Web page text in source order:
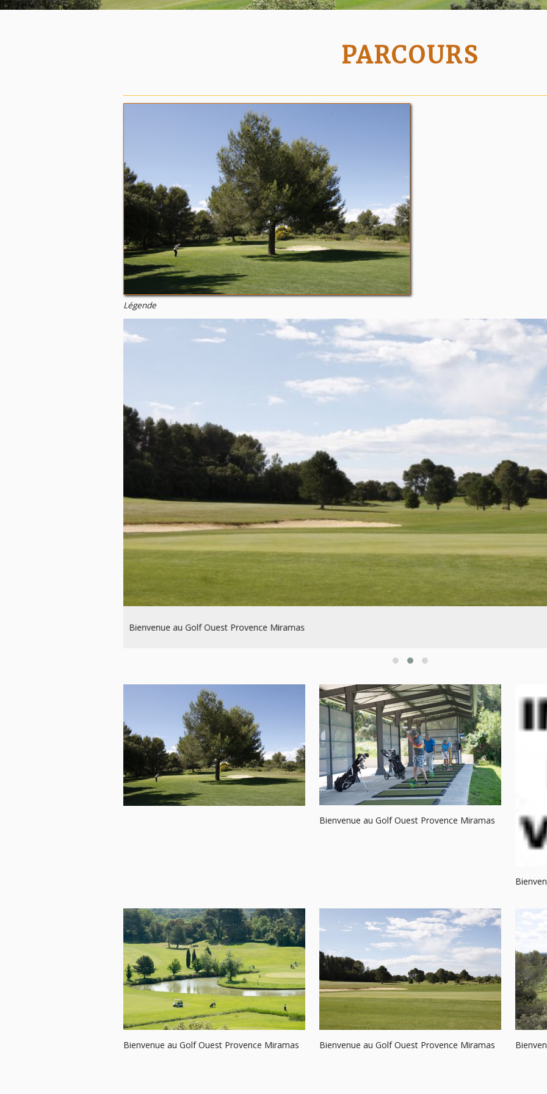
PARCOURS
Légende
Bienvenue au Golf Ouest Provence Miramas
Bienvenue au Golf Ouest Provence Miramas
Bienvenue au Golf Ouest Provence Miramas Bienvenue au Golf Ouest Provence Miramas